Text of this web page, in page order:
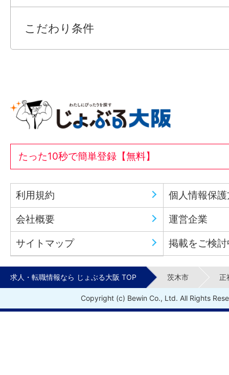
こだわり条件
たった10秒で簡単登録【無料】
利用規約 個人情報保
会社概要 運営企業
サイトマップ 掲載をご検
求人・転職情報なら じょぶる大阪 TOP 茨木市 正
Copyright (c) Bewin Co., Ltd. All Rights